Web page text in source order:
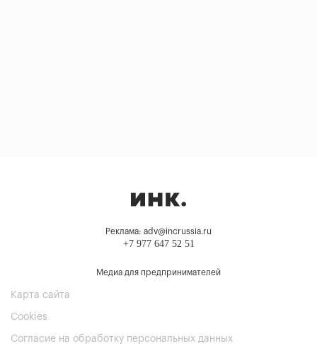
Реклама: adv@incrussia.ru
+7 977 647 52 51
Медиа для предпринимателей
Карта сайта
Cookies
Согласие на обработку персональных данных